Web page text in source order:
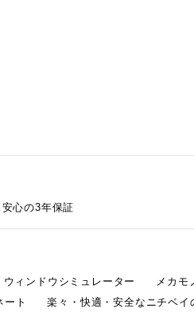
安心の3年保証
ウィンドウシミュレーター
メカモ
ート 楽々・快適・安全なニチベイ